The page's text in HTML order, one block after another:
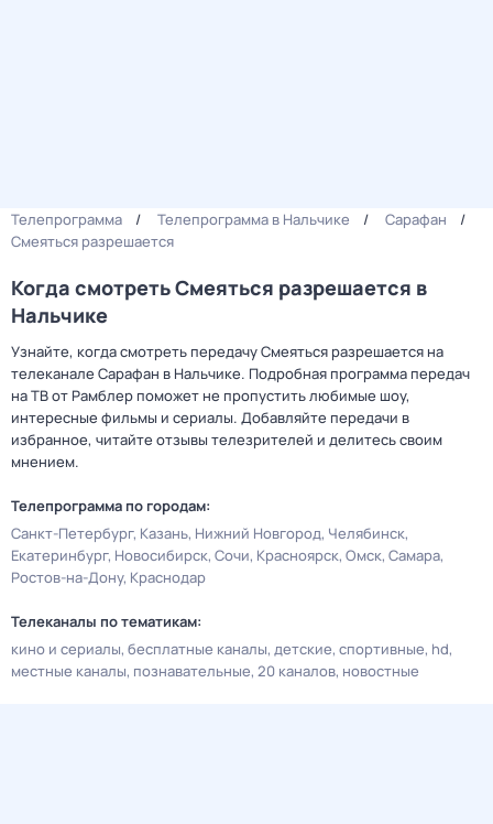
Телепрограмма Телепрограмма в Нальчике
Сарафан
Смеяться разрешается
Когда смотреть Смеяться разрешается в
Нальчике
Узнайте, когда смотреть передачу Смеяться разрешается на
телеканале Сарафан в Нальчике. Подробная программа передач
на ТВ от Рамблер поможет не пропустить любимые шоу,
интересные фильмы и сериалы. Добавляйте передачи в
избранное, читайте отзывы телезрителей и делитесь своим
мнением.
Телепрограмма по городам:
Санкт-Петербург Казань Нижний Новгород Челябинск
Екатеринбург Новосибирск Сочи Красноярск Омск Самара
Ростов-на-Дону Краснодар
Телеканалы по тематикам:
кино и сериалы бесплатные каналы детские спортивные hd
местные каналы познавательные 20 каналов новостные